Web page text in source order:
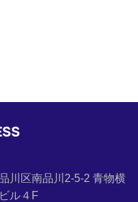
川区南品川2-5-2 青物横
ル４F